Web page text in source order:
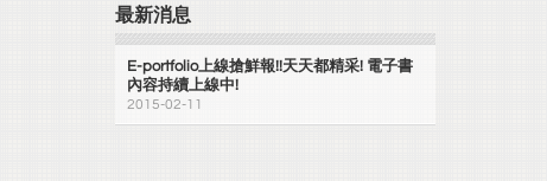
最新消息
E-portfolio上線搶鮮報!!天天都精采! 電子書
內容持續上線中!
2015-02-11